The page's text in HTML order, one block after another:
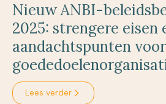
Nieuw ANBI-
2025: strengere eisen
aandachtspunten voor
Lees verder